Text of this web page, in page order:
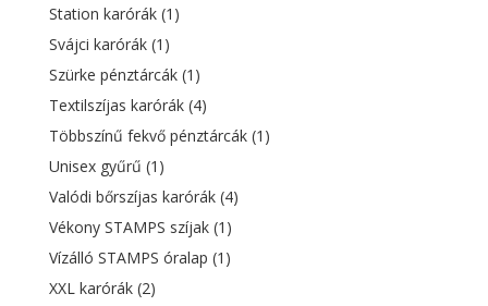
Station karórák (1)
Svájci karórák (1)
Szürke pénztárcák (1)
Textilszíjas karórák (4)
Többszínű fekvő pénztárcák (1)
Unisex gyűrű (1)
Valódi bőrszíjas karórák (4)
Vékony STAMPS szíjak (1)
Vízálló STAMPS óralap (1)
XXL karórák (2)